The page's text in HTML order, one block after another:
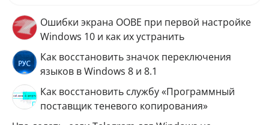
Ошибки экрана OOBE при первой настройке
Windows 10 и как их устранить
Как восстановить значок переключения
языков в Windows 8 и 8.1
Как восстановить службу «Программный
поставщик теневого копирования»